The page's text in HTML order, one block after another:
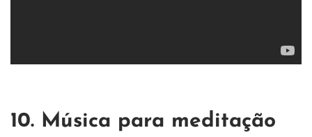
10. Música para meditação